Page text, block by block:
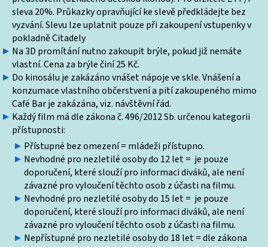
sleva 20%. Průkazky opravňující ke slevě předkládejte bez
vyzvání. Slevu lze uplatnit pouze při zakoupení vstupenky v
pokladně Citadely
Na 3D promítání nutno zakoupit brýle, pokud již nemáte
vlastní. Cena za brýle činí 25 Kč.
Do kinosálu je zakázáno vnášet nápoje ve skle. Vnášení a
konzumace vlastního občerstvení a pití zakoupeného mimo
Café Bar je zakázána, viz. návštěvní řád.
Každý film má dle zákona č. 496/2012 Sb. určenou kategorii
přístupnosti:
Přístupné bez omezení = mládeži přístupno.
Nevhodné pro nezletilé osoby do 12 let = je pouze
doporučení, které slouží pro informaci diváků, ale není
závazné pro vyloučení těchto osob z účasti na filmu.
Nevhodné pro nezletilé osoby do 15 let = je pouze
doporučení, které slouží pro informaci diváků, ale není
závazné pro vyloučení těchto osob z účasti na filmu.
Nepřístupné pro nezletilé osoby do 18 let = dle zákona